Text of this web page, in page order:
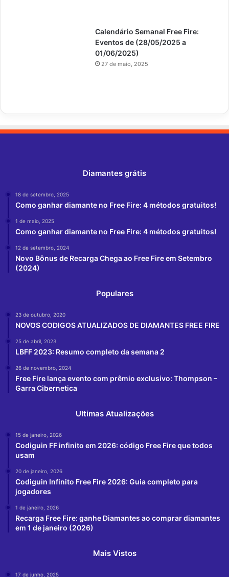
Calendário Semanal Free Fire:
Eventos de (28/05/2025 a
01/06/2025)
27 de maio, 2025
Diamantes grátis
18 de setembro, 2025
Como ganhar diamante no Free Fire: 4 métodos gratuitos!
1 de maio, 2025
Como ganhar diamante no Free Fire: 4 métodos gratuitos!
12 de setembro, 2024
Novo Bônus de Recarga Chega ao Free Fire em Setembro
(2024)
Populares
23 de outubro, 2020
NOVOS CODIGOS ATUALIZADOS DE DIAMANTES FREE FIRE
25 de abril, 2023
LBFF 2023: Resumo completo da semana 2
26 de novembro, 2024
Free Fire lança evento com prêmio exclusivo: Thompson –
Garra Cibernetica
Ultimas Atualizações
15 de janeiro, 2026
Codiguin FF infinito em 2026: código Free Fire que todos
usam
20 de janeiro, 2026
Codiguin Infinito Free Fire 2026: Guia completo para
jogadores
1 de janeiro, 2026
Recarga Free Fire: ganhe Diamantes ao comprar diamantes
em 1 de janeiro (2026)
Mais Vistos
17 de junho, 2025